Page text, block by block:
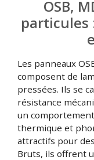
OSB,
particules
Les panneaux
composent de
pressées. Ils se
résistance
un
thermique et
attractifs pour
Bruts, ils offrent